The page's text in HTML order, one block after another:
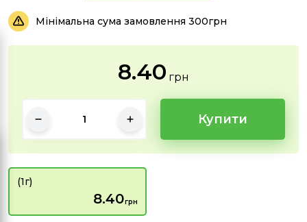
Мінімальна сума замовлення 300грн
8.40 грн
Купити
(1г)
8.40грн